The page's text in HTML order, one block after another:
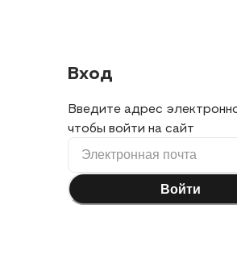
Вход
Введите адрес
чтобы войти на сайт
Войти